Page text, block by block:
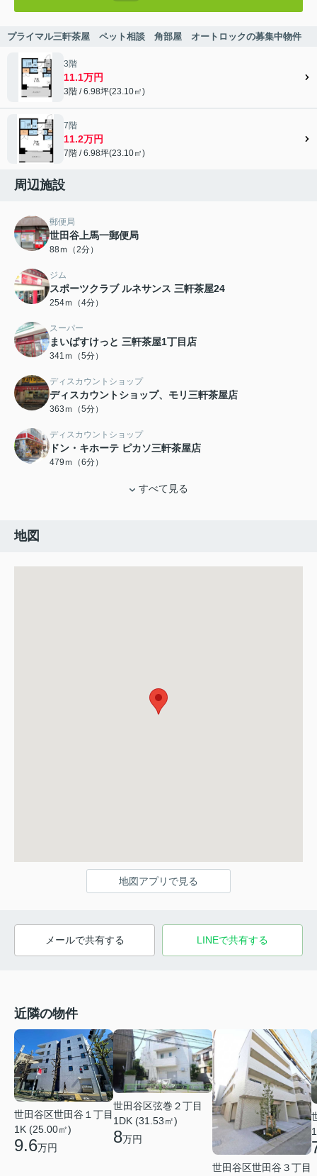
プライマル三軒茶屋 ペット相談 角部屋 オートロックの募集中物件
3階
11.1万円
3階 / 6.98坪(23.10㎡)
7階
11.2万円
7階 / 6.98坪(23.10㎡)
周辺施設
郵便局
世田谷上馬一郵便局
88ｍ（2分）
ジム
スポーツクラブ ルネサンス 三軒茶屋24
254ｍ（4分）
スーパー
まいばすけっと 三軒茶屋1丁目店
341ｍ（5分）
ディスカウントショップ
ディスカウントショップ、モリ三軒茶屋店
363ｍ（5分）
ディスカウントショップ
ドン・キホーテ ピカソ三軒茶屋店
479ｍ（6分）
すべて見る
地図
地図アプリで見る
メールで共有する LINEで共有する
近隣の物件
世田谷区世田谷１丁目
1K (25.00㎡)
9.6万円
世田谷区弦巻２丁目
1DK (31.53㎡)
8万円
世田谷区世田谷３丁目